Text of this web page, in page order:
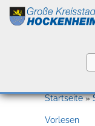
Startseite»
Vorlesen